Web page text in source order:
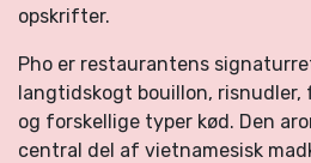
opskrifter.
Pho er restaurantens
langtidskogt bouillon,
og forskellige typer kød. Den
central del af vietnamesisk